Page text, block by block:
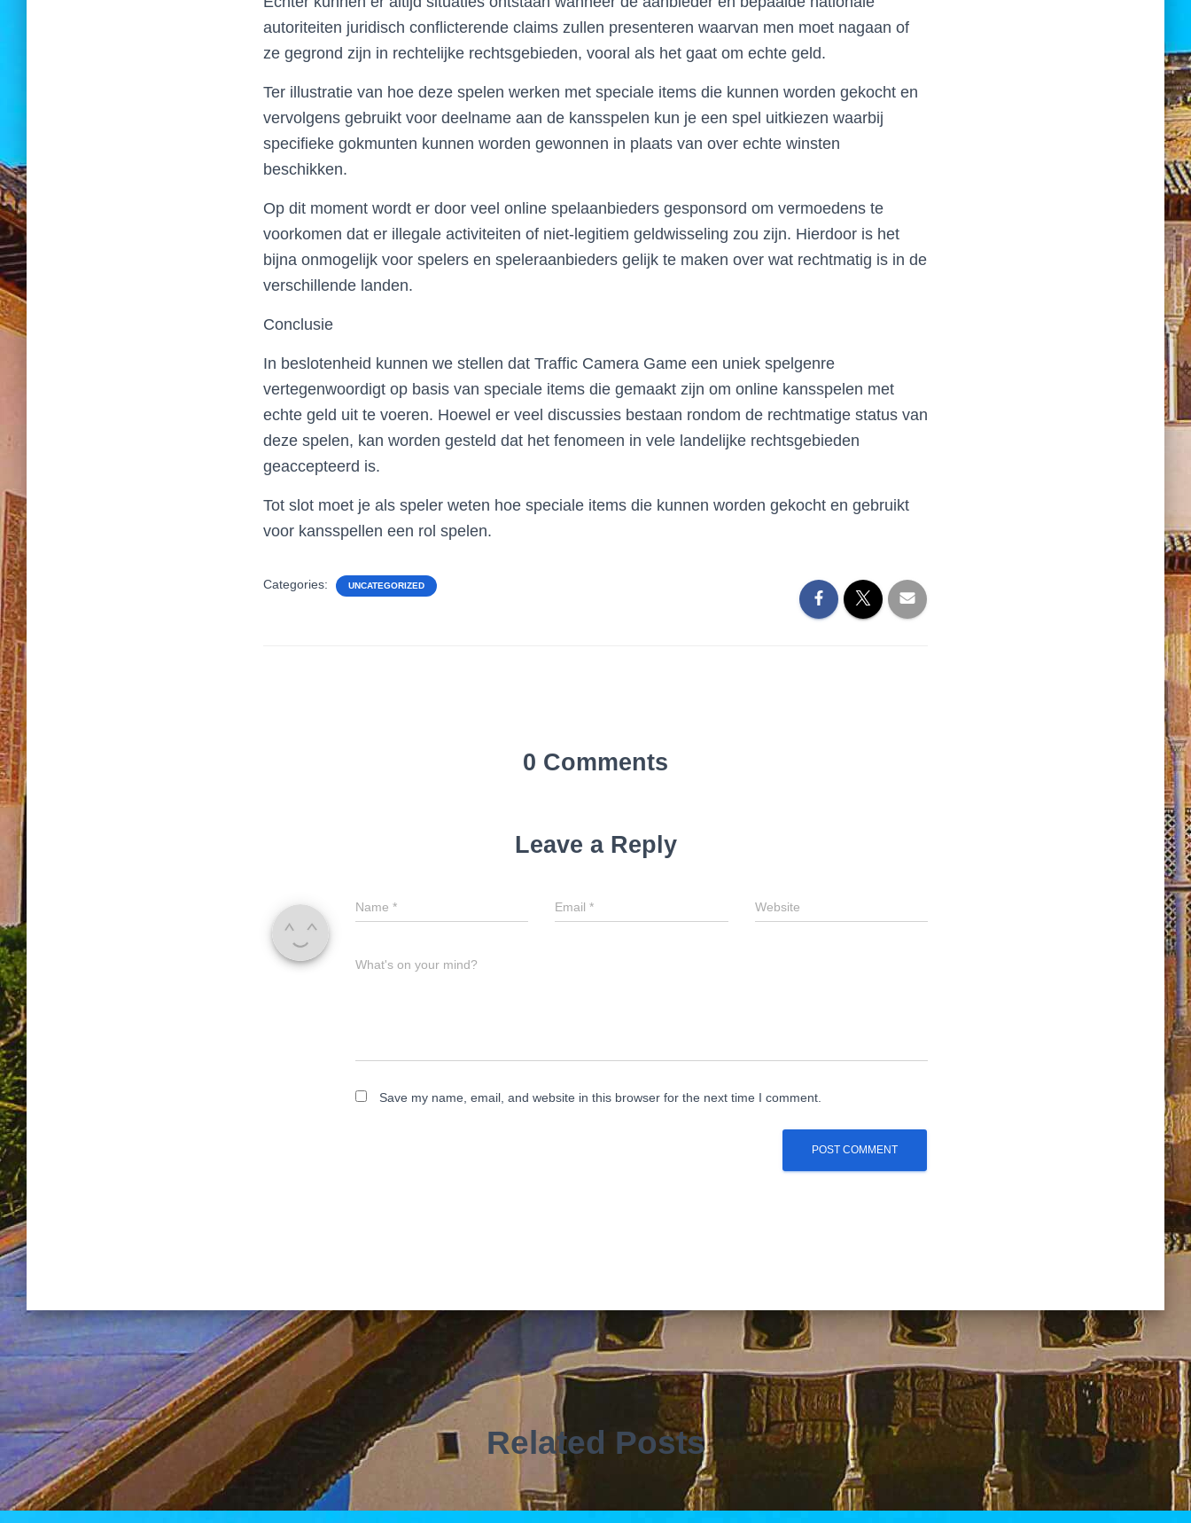
autoriteiten juridisch conflicterende claims zullen presenteren waarvan men moet nagaan of
ze gegrond zijn in rechtelijke rechtsgebieden, vooral als het gaat om echte geld.
Ter illustratie van hoe deze spelen werken met speciale items die kunnen worden gekocht en
vervolgens gebruikt voor deelname aan de kansspelen kun je een spel uitkiezen waarbij
specifieke gokmunten kunnen worden gewonnen in plaats van over echte winsten
beschikken.
Op dit moment wordt er door veel online spelaanbieders gesponsord om vermoedens te
voorkomen dat er illegale activiteiten of niet-legitiem geldwisseling zou zijn. Hierdoor is het
bijna onmogelijk voor spelers en speleraanbieders gelijk te maken over wat rechtmatig is in de
verschillende landen.
Conclusie
In beslotenheid kunnen we stellen dat Traffic Camera Game een uniek spelgenre
vertegenwoordigt op basis van speciale items die gemaakt zijn om online kansspelen met
echte geld uit te voeren. Hoewel er veel discussies bestaan rondom de rechtmatige status van
deze spelen, kan worden gesteld dat het fenomeen in vele landelijke rechtsgebieden
geaccepteerd is.
Tot slot moet je als speler weten hoe speciale items die kunnen worden gekocht en gebruikt
voor kansspellen een rol spelen.
Categories: UNCATEGORIZED
0 Comments
Leave a Reply
Name * Email* Website
What's on your mind?
Save my name, email, and website in this browser for the next time I comment.
Related Posts